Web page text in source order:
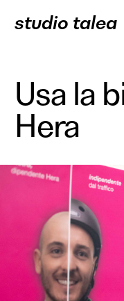
studio talea
About
Servizi
Branding
Clienti
Usa la
Hera